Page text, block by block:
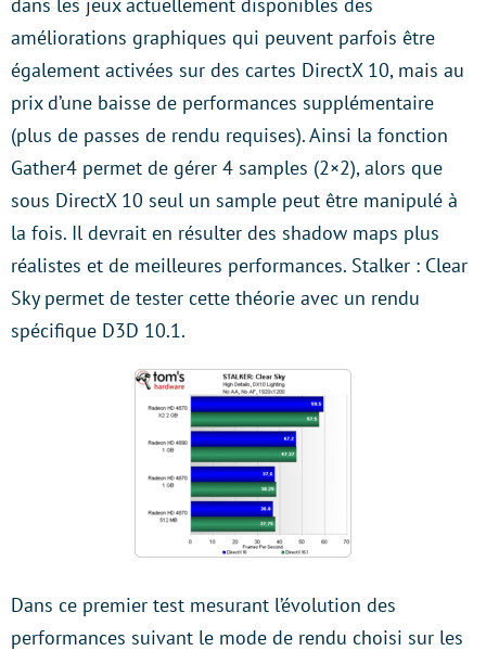
améliorations graphiques qui peuvent parfois être
également activées sur des cartes DirectX 10, mais au
prix d’une baisse de performances supplémentaire
(plus de passes de rendu requises). Ainsi la fonction
Gather4 permet de gérer 4 samples (2×2), alors que
sous DirectX 10 seul un sample peut être manipulé à
la fois. Il devrait en résulter des shadow maps plus
réalistes et de meilleures performances. Stalker : Clear
Sky permet de tester cette théorie avec un rendu
spécifique D3D 10.1.
Dans ce premier test mesurant l’évolution des
performances suivant le mode de rendu choisi sur les